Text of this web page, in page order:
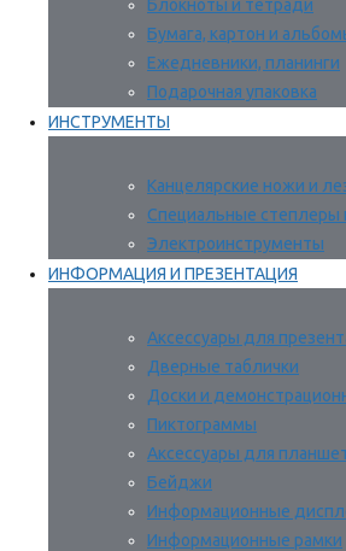
Блокноты и тетради
Бумага, картон и
Ежедневники, планинги
Подарочная упаковка
ИНСТРУМЕНТЫ
Канцелярские ножи и
Специальные степлеры
Электроинструменты
ИНФОРМАЦИЯ И ПРЕЗЕНТАЦИЯ
Аксессуары для
Дверные таблички
Доски и
Пиктограммы
Аксессуары для
Бейджи
Информационные
Информационные рамки